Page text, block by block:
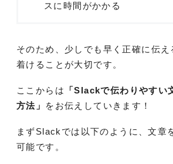
スに時間がかかる
そのため、少しでも早く正確に伝え
着けることが大切です。
ここからは
「Slackで伝わりやすい
方法」
をお伝えしていきます！
まずSlackでは以下のように、文章
可能です。